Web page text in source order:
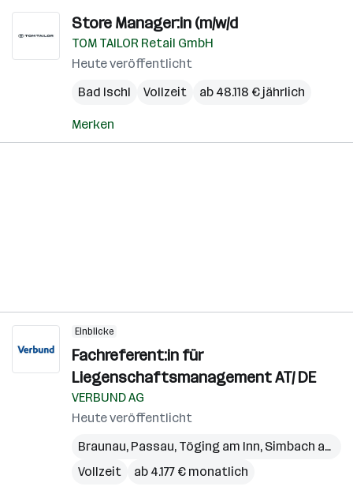
Store Manager:in (m/w/d
TOM TAILOR Retail GmbH
Heute veröffentlicht
Bad Ischl
Vollzeit ab 48.118 € jährlich
Merken
Einblicke
Fachreferent:in für
Liegenschaftsmanagement AT/ DE
VERBUND AG
Heute veröffentlicht
Braunau, Passau, Töging am Inn, Simbach am Inn
Vollzeit
ab 4.177 € monatlich